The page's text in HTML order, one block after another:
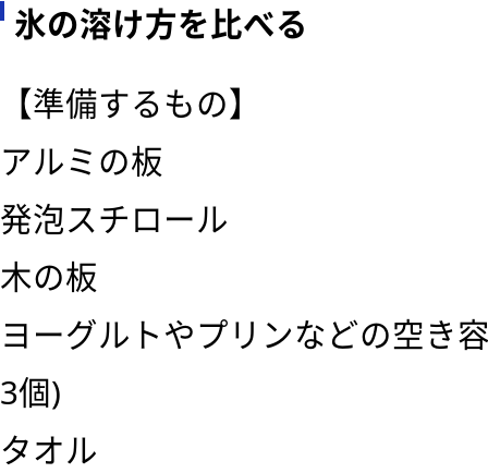
氷の溶け方を比べる
【準備するもの】
アルミの板
発泡スチロール
木の板
ヨーグルトやプリンなどの空き
3個)
タオル